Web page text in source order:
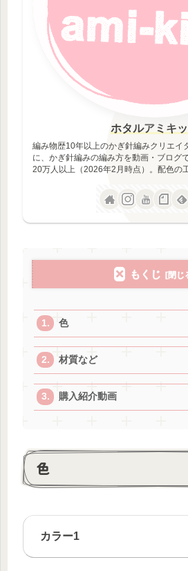
ホタルアミキ
編み物歴10年以上のかぎ針編みクリエイ
に、かぎ針編みの編み方を動画・ブログ
20万人以上（2026年2月時点）。配色の
もくじ
色
材質など
購入紹介動画
色
カラー1